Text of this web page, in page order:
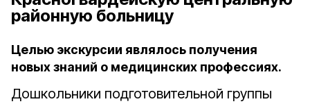
районную больницу
Целью экскурсии являлось получения
новых знаний о медицинских профессиях.
Дошкольники подготовительной группы